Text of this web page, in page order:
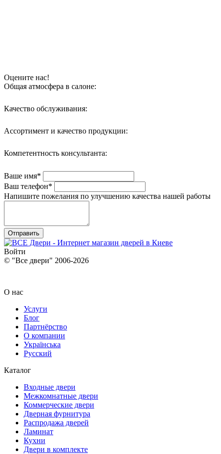
Оцените нас!
Общая атмосфера в салоне:
Качество обслуживания:
Ассортимент и качество продукции:
Компетентность консультанта:
Ваше имя*
Ваш телефон*
Напишите пожелания по улучшению качества нашей работы
Отправить
Войти
© "Все двери" 2006-2026
О нас
Услуги
Блог
Партнёрство
О компании
Українська
Русский
Каталог
Входные двери
Межкомнатные двери
Коммерческие двери
Дверная фурнитура
Распродажа дверей
Ламинат
Кухни
Двери в комплекте